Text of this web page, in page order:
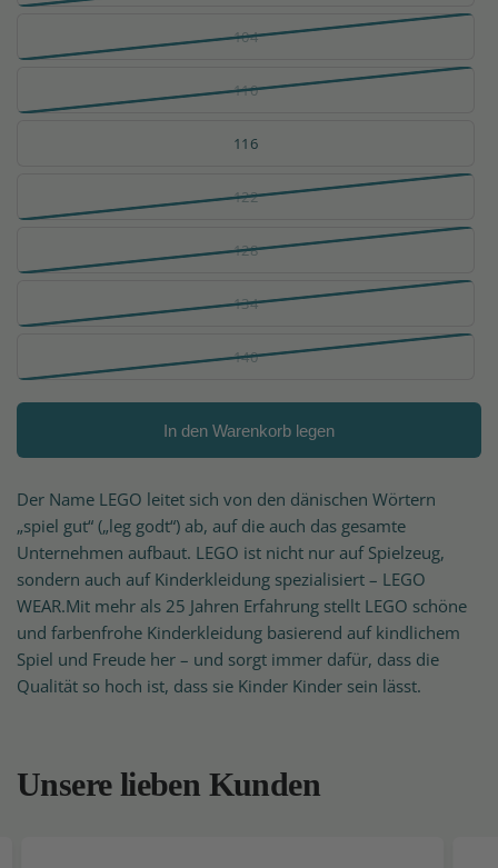
104
110
116
122
128
134
140
In den Warenkorb legen
Der Name LEGO leitet sich von den dänischen Wörtern
„spiel gut“ („leg godt“) ab, auf die auch das gesamte
Unternehmen aufbaut. LEGO ist nicht nur auf Spielzeug,
sondern auch auf Kinderkleidung spezialisiert – LEGO
WEAR.Mit mehr als 25 Jahren Erfahrung stellt LEGO schöne
und farbenfrohe Kinderkleidung basierend auf kindlichem
Spiel und Freude her – und sorgt immer dafür, dass die
Qualität so hoch ist, dass sie Kinder Kinder sein lässt.
Unsere lieben Kunden